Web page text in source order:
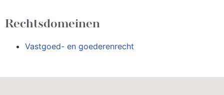
Rechtsdomeinen
Vastgoed- en goederenrecht